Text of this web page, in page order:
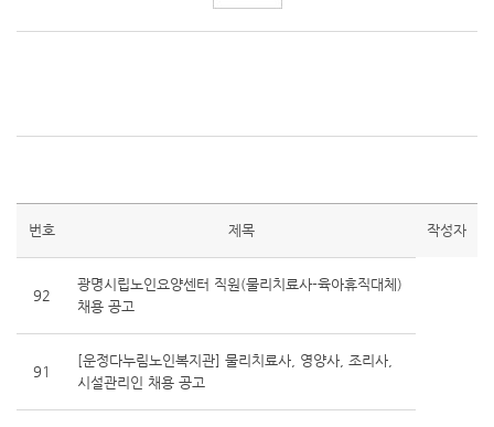
번호 제목 작성자
92
광명시립노인요양센터 직원(물리치료사-육아휴직대체)
채용 공고
91
[운정다누림노인복지관] 물리치료사, 영양사, 조리사,
시설관리인 채용 공고